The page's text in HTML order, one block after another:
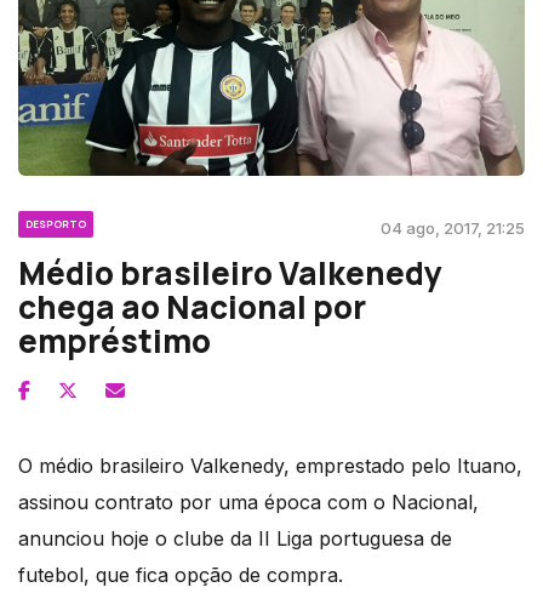
DESPORTO 04 ago, 2017, 21:25
Médio brasileiro Valkenedy
chega ao Nacional por
empréstimo
O médio brasileiro Valkenedy, emprestado pelo Ituano,
assinou contrato por uma época com o Nacional,
anunciou hoje o clube da II Liga portuguesa de
futebol, que fica opção de compra.